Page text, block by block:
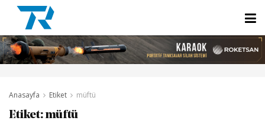
Anasayfa Etiket müftü
Etiket: müftü